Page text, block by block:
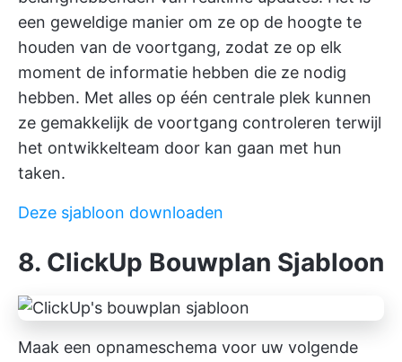
een geweldige manier om ze op de hoogte te
houden van de voortgang, zodat ze op elk
moment de informatie hebben die ze nodig
hebben. Met alles op één centrale plek kunnen
ze gemakkelijk de voortgang controleren terwijl
het ontwikkelteam door kan gaan met hun
taken.
Deze sjabloon downloaden
8. ClickUp Bouwplan Sjabloon
Maak een opnameschema voor uw volgende